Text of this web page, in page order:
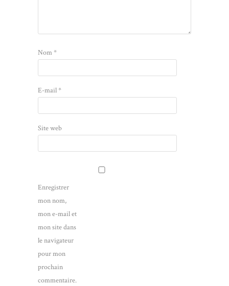
Nom*
E-mail*
Site web
Enregistrer
mon nom,
mon e-mail et
mon site dans
le navigateur
pour mon
prochain
commentaire.